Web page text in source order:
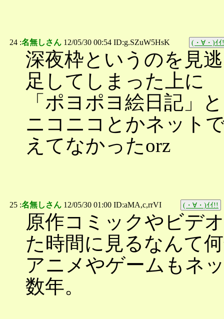
24 :名無しさん 12/05/30 00:54 ID:g.SZuW5HsK (・∀・)ｲ
深夜枠というのを見
足してしまった上に
「ポヨポヨ絵日記」
ニコニコとかネット
えてなかったorz
25 :名無しさん 12/05/30 01:00 ID:aMA,c,rrVI (・∀・)ｲｲ!!
原作コミックやビデ
た時間に見るなんて
アニメやゲームもネ
数年。